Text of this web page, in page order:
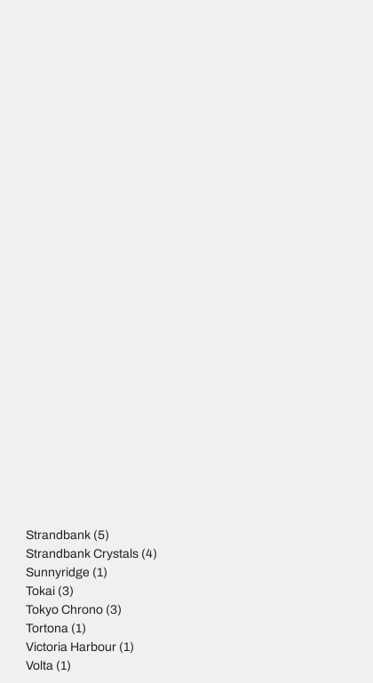
Strandbank (5)
Strandbank Crystals (4)
Sunnyridge (1)
Tokai (3)
Tokyo Chrono (3)
Tortona (1)
Victoria Harbour (1)
Volta (1)